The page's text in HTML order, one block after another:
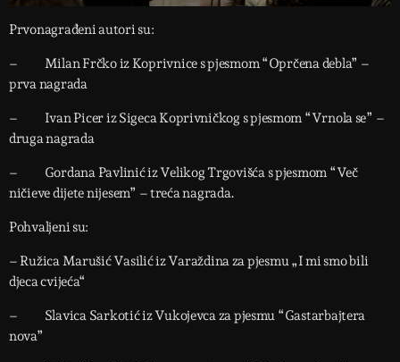
Prvonagrađeni autori su:
– Milan Frčko iz Koprivnice s pjesmom “Oprčena debla” –
prva nagrada
– Ivan Picer iz Sigeca Koprivničkog s pjesmom “Vrnola se” –
druga nagrada
– Gordana Pavlinić iz Velikog Trgovišća s pjesmom “Več
ničieve dijete nijesem” – treća nagrada.
Pohvaljeni su:
– Ružica Marušić Vasilić iz Varaždina za pjesmu „I mi smo bili
djeca cvijeća“
– Slavica Sarkotić iz Vukojevca za pjesmu “Gastarbajtera
nova”